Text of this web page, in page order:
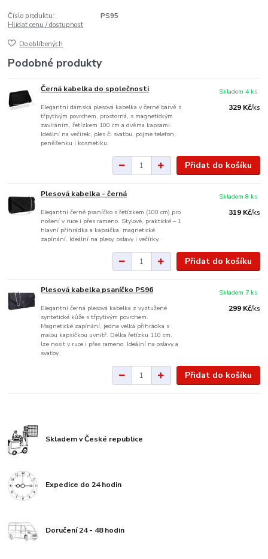
Číslo produktu:
PS95
Hlídat cenu / dostupnost
Do oblíbených
Podobné produkty
Černá kabelka do společnosti
Elegantní dámská plesová kabelka v černé barvě s
třpytivým povrchem, prostorná, s magnetickým
zavíráním, řetízkem 100 cm a dvěma kapsami.
Ideální na večírek, ples či svatbu, pojme telefon,
peněženku i kosmetiku.
329 Kč/ks
Skladem 4 ks
Přidat do košíku
Plesová kabelka - černá
Elegantní černé psaníčko s řetízkem (100 cm) pro
nošení v ruce i přes rameno. Stylové, praktické – 1
hlavní přihrádka a kapsička, magnetické
zapínání. Ideální na plesy, oslavy i večírky.
319 Kč/ks
Skladem 8 ks
Přidat do košíku
Plesová kabelka psaníčko PS96
Elegantní černá plesová kabelka z vyztužené
syntetické kůže s třpytivým povrchem.
Magnetické zapínání, jedna velká přihrádka s
malou kapsičkou uvnitř. Délka řetízku 110 cm,
lze nosit v ruce i přes rameno. Ideální na oslavy a
svatby.
299 Kč/ks
Skladem 7 ks
Přidat do košíku
Skladem v České republice
Expedice do 24 hodin
Doručení 24 - 48 hodin